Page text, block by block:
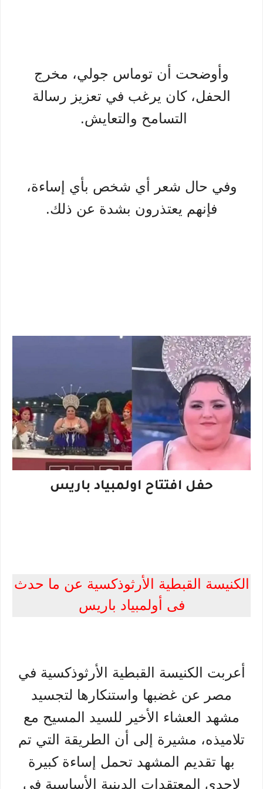
وأوضحت أن توماس جولي، مخرج
الحفل، كان يرغب في تعزيز رسالة
التسامح والتعايش.
وفي حال شعر أي شخص بأي إساءة،
فإنهم يعتذرون بشدة عن ذلك.
حفل افتتاح اولمبياد باريس
الكنيسة القبطية الأرثوذكسية عن ما حدث
فى أولمبياد باريس
أعربت الكنيسة القبطية الأرثوذكسية في
مصر عن غضبها واستنكارها لتجسيد
مشهد العشاء الأخير للسيد المسيح مع
تلاميذه، مشيرة إلى أن الطريقة التي تم
بها تقديم المشهد تحمل إساءة كبيرة
لإحدى المعتقدات الدينية الأساسية في